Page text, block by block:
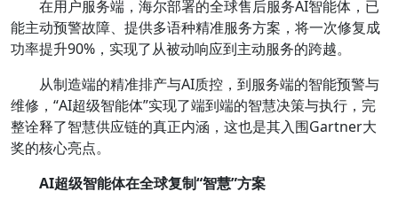
在用户服务端，海尔部署的全球售后服务AI智能体，已
能主动预警故障、提供多语种精准服务方案，将一次修复成
功率提升90%，实现了从被动响应到主动服务的跨越。
从制造端的精准排产与AI质控，到服务端的智能预警与
维修，“AI超级智能体”实现了端到端的智慧决策与执行，完
整诠释了智慧供应链的真正内涵，这也是其入围Gartner大
奖的核心亮点。
AI超级智能体在全球复制“智慧”方案